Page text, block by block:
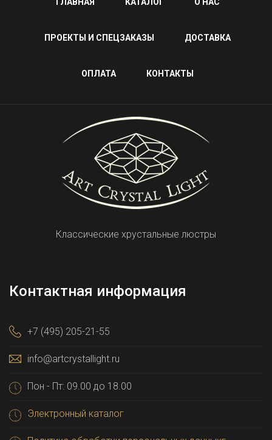
ПРОЕКТЫ И СПЕЦЗАКАЗЫ ДОСТАВКА
ОПЛАТА КОНТАКТЫ
Классические хрустальные люстры
Контактная информация
+7 (495) 205-21-55
info@artcrystallight.ru
Пон - Пт: 09.00 до 18.00
Электронный каталог